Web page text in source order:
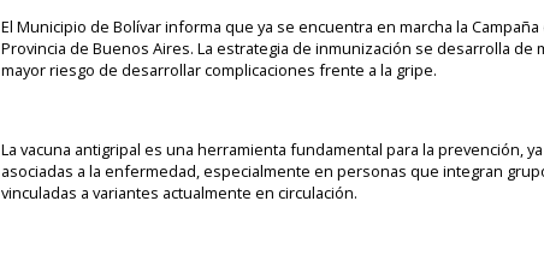
El Municipio de Bolívar informa que ya se encuentra en marcha la
Provincia de Buenos Aires. La estrategia de inmunización se desarrolla
mayor riesgo de desarrollar complicaciones frente a la gripe.
La vacuna antigripal es una herramienta fundamental para la prevención,
asociadas a la enfermedad, especialmente en personas que integran
vinculadas a variantes actualmente en circulación.